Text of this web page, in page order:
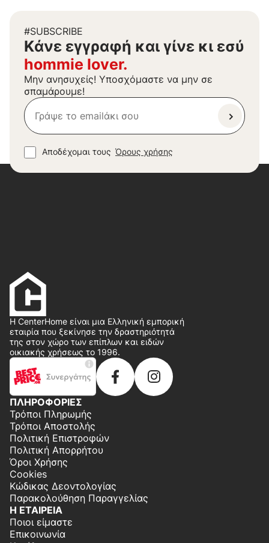
#SUBSCRIBE
Kάνε εγγραφή και γίνε κι εσύ
hommie lover.
Μην ανησυχείς! Υποσχόμαστε να μην σε
σπαμάρουμε!
Αποδέχομαι τους Όρους χρήσης
Η CenterHome είναι μια Ελληνική εμπορική
εταιρία που ξεκίνησε την δραστηριότητά
της στον χώρο των επίπλων και ειδών
οικιακής χρήσεως το 1996.
ΠΛΗΡΟΦΟΡΙΕΣ
Τρόποι Πληρωμής
Τρόποι Αποστολής
Πολιτική Επιστροφών
Πολιτική Απορρήτου
Όροι Χρήσης
Cookies
Κώδικας Δεοντολογίας
Παρακολούθηση Παραγγελίας
Η ΕΤΑΙΡΕΙΑ
Ποιοι είμαστε
Επικοινωνία